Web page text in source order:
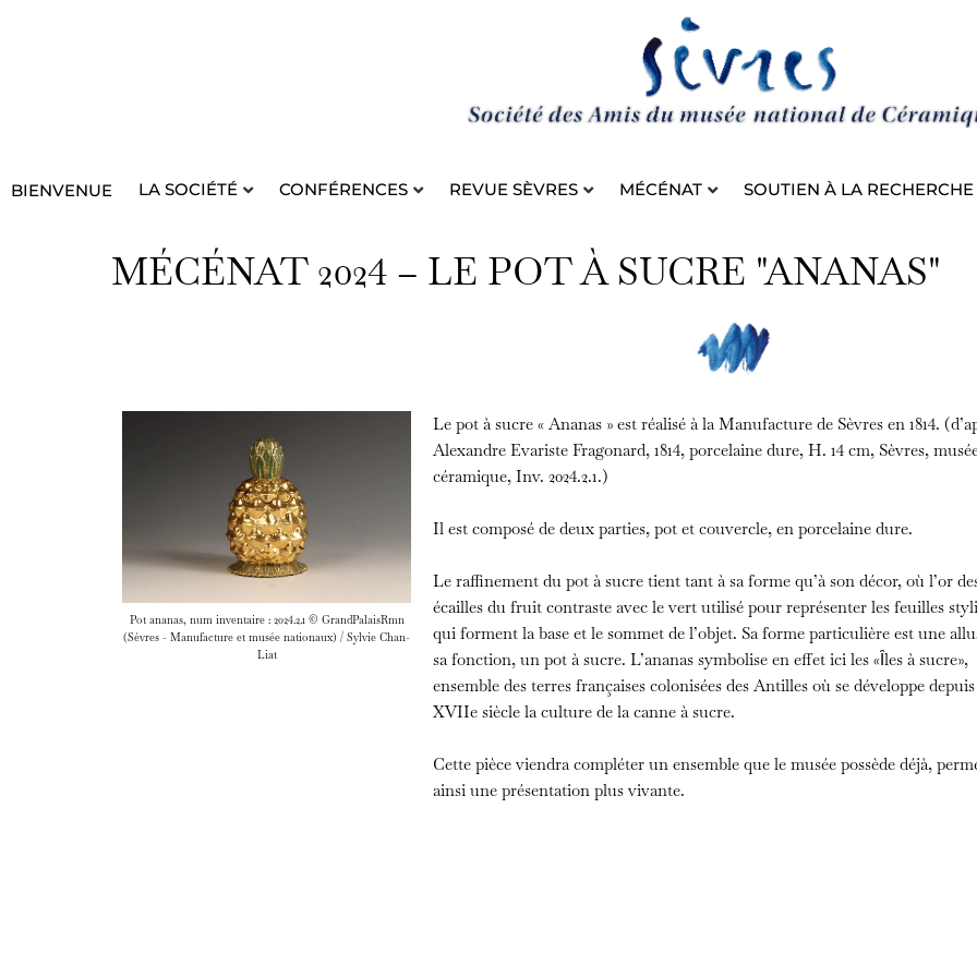
BIENVENUE LA SOCIÉTÉ CONFÉRENCES REVUE SÈVRES MÉCÉNAT SOUTIEN À LA RECHERCHE
MÉCÉNAT 2024 – LE POT À SUCRE "ANANAS"
Pot ananas, num inventaire : 2024.2.1 © GrandPalaisRmn
(Sèvres - Manufacture et musée nationaux) / Sylvie Chan-
Liat
Le pot à sucre « Ananas » est réalisé à la Manufacture de Sèvres en 1814.
Alexandre Evariste Fragonard, 1814, porcelaine dure, H. 14 cm, Sèvres,
céramique, Inv. 2024.2.1.)
Il est composé de deux parties, pot et couvercle, en porcelaine dure.
Le raffinement du pot à sucre tient tant à sa forme qu’à son décor, où l’or
écailles du fruit contraste avec le vert utilisé pour représenter les feuilles
qui forment la base et le sommet de l’objet. Sa forme particulière est une
sa fonction, un pot à sucre. L’ananas symbolise en effet ici les «Ȋles à sucre»,
ensemble des terres françaises colonisées des Antilles où se développe
XVIIe siècle la culture de la canne à sucre.
Cette pièce viendra compléter un ensemble que le musée possède déjà,
ainsi une présentation plus vivante.